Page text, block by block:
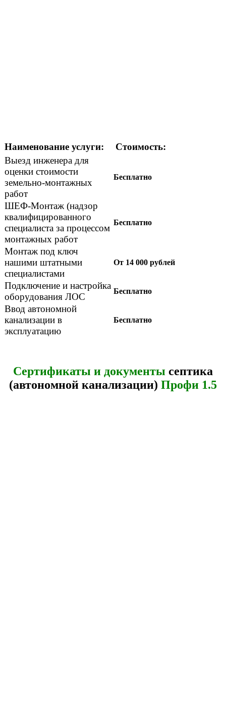
Наименование услуги:
Стоимость:
Выезд инженера для
оценки стоимости
земельно-монтажных
работ
Бесплатно
ШЕФ-Монтаж (надзор
квалифицированного
специалиста за процессом
монтажных работ
Бесплатно
Монтаж под ключ
нашими штатными
специалистами
От 14 000 рублей
Подключение и настройка
оборудования ЛОС
Бесплатно
Ввод автономной
канализации в
эксплуатацию
Бесплатно
Сертификаты и документы септика
(автономной канализации) Профи 1.5